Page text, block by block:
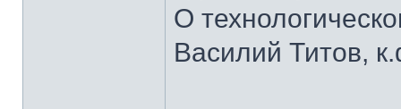
О
Василий Титов,